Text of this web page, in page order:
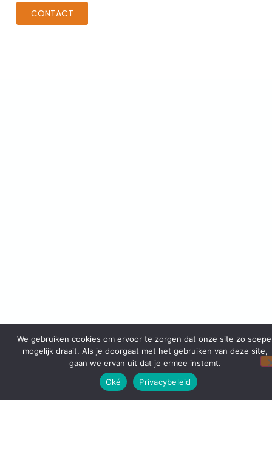
CONTACT
We gebruiken cookies om ervoor te zorgen dat onze site zo
mogelijk draait. Als je doorgaat met het gebruiken van deze site,
gaan we ervan uit dat je ermee instemt.
Oké
Privacybeleid